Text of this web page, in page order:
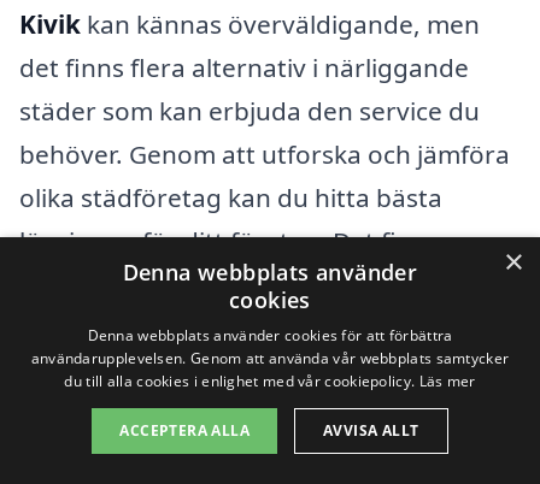
Kivik kan kännas överväldigande, men
det finns flera alternativ i närliggande
städer som kan erbjuda den service du
behöver. Genom att utforska och jämföra
olika städföretag kan du hitta bästa
lösningen för ditt företag. Det finns
kompetenta företag i områden som:
Simrishamn
Röstånga
×
Denna webbplats använder
cookies
Denna webbplats använder cookies för att förbättra
användarupplevelsen. Genom att använda vår webbplats samtycker
du till alla cookies i enlighet med vår cookiepolicy. Läs mer
ACCEPTERA ALLA AVVISA ALLT